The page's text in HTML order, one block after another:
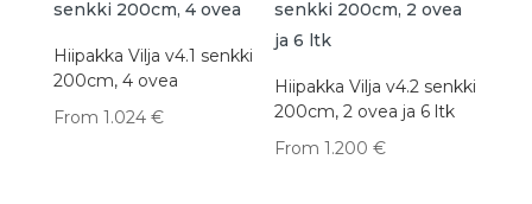
Hiipakka Vilja v4.1 senkki
200cm, 4 ovea
From 1.024 €
Hiipakka Vilja v4.2 senkki
200cm, 2 ovea ja 6 ltk
From 1.200€